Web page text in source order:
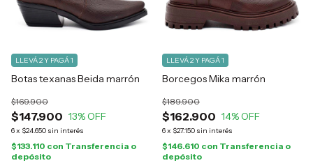
Botas texanas Beida marrón
$147.900
$169.900
13% OFF
6x $24.650 sin interés
LLEVÁ 2 Y PAGÁ 1
$133.110 con Transferencia o
depósito
Borcegos Mika marrón
$162.900
$189.900
14% OFF
6x $27.150 sin interés
LLEVÁ 2 Y PAGÁ 1
$146.610 con Transferencia o
depósito